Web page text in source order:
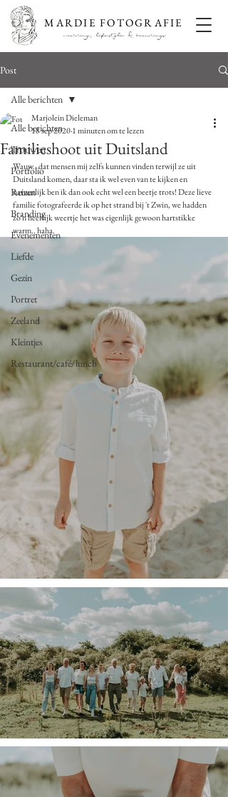
MARDIE FOTOGRAFIE
wedding, lifestyle & brandings
Post
Alle berichten
Trouwen
Portfolio
Reizen
Branding
Evenementen
Liefde
Gezin
Portret
Zeeland
Kleintjes
Restaurant/café/lunch
Alle berichten
Familieshoot uit Duitsland
Marjolein Dieleman
18 sep 20201 minuten om te lezen
Wauw.. dat mensen mij zelfs kunnen vinden terwijl ze uit
Duitsland komen, daar sta ik wel even van te kijken en
natuurlijk ben ik dan ook echt wel een beetje trots! Deze lieve
familie fotografeerde ik op het strand bij 't Zwin, we hadden
zo'n heerlijk weertje het was eigenlijk gewoon hartstikke
warm.. haha.